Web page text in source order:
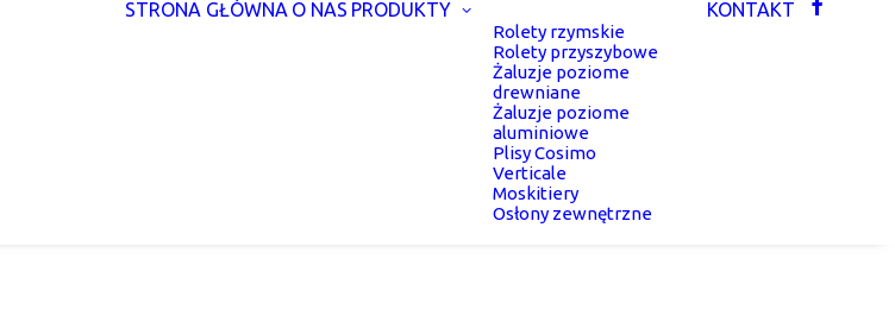
STRONA GŁÓWNA O NAS PRODUKTY
Rolety rzymskie
Rolety przyszybowe
Żaluzje poziome
drewniane
Żaluzje poziome
aluminiowe
Plisy Cosimo
Verticale
Moskitiery
Osłony zewnętrzne
KONTAKT